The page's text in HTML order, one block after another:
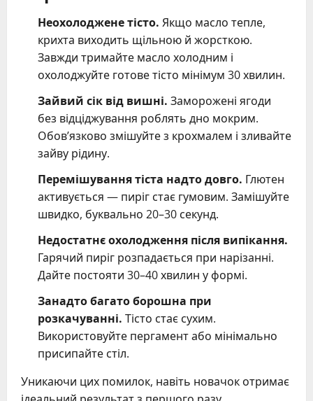
Неохолоджене тісто. Якщо масло тепле,
крихта виходить щільною й жорсткою.
Завжди тримайте масло холодним і
охолоджуйте готове тісто мінімум 30 хвилин.
Зайвий сік від вишні. Заморожені ягоди
без відціджування роблять дно мокрим.
Обов’язково змішуйте з крохмалем і зливайте
зайву рідину.
Перемішування тіста надто довго. Глютен
активується — пиріг стає гумовим. Замішуйте
швидко, буквально 20–30 секунд.
Недостатнє охолодження після випікання.
Гарячий пиріг розпадається при нарізанні.
Дайте постояти 30–40 хвилин у формі.
Занадто багато борошна при
розкачуванні. Тісто стає сухим.
Використовуйте пергамент або мінімально
присипайте стіл.
Уникаючи цих помилок, навіть новачок отримає